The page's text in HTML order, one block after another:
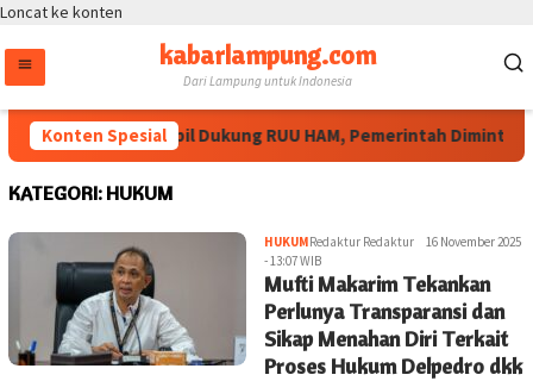
Loncat ke konten
kabarlampung.com
Dari Lampung untuk Indonesia
Konten Spesial
Masyarakat Sipil Dukung RUU HAM, Pemerintah Diminta
KATEGORI: HUKUM
HUKUMRedaktur Redaktur
16 November 2025
- 13:07 WIB
Mufti Makarim Tekankan
Perlunya Transparansi dan
Sikap Menahan Diri Terkait
Proses Hukum Delpedro dkk